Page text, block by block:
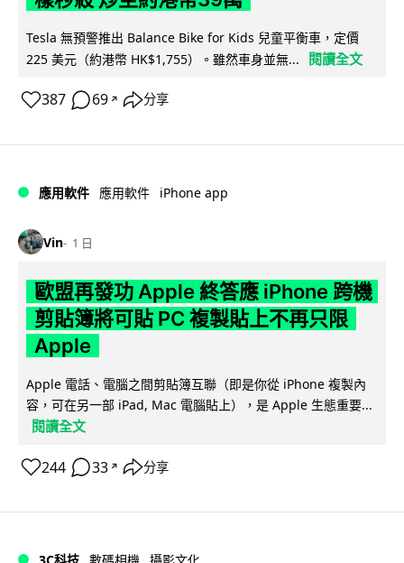
Tesla 無預警推出 Balance Bike for Kids 兒童平衡車，定價
225 美元（約港幣 HK$1,755）。雖然車身並無...
閱讀全文
387 69 ↗ 分享
應用軟件 應用軟件 iPhone app
Vin 1 日
歐盟再發功 Apple 終答應 iPhone 跨機
剪貼簿將可貼 PC 複製貼上不再只限
Apple
Apple 電話、電腦之間剪貼簿互聯（即是你從 iPhone 複製內
容，可在另一部 iPad, Mac 電腦貼上），是 Apple 生態重要...
閱讀全文
244 33 ↗ 分享